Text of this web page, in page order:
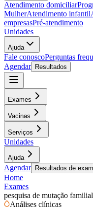
Atendimento domiciliar
MulherAtendimento infantil
empresasPré-atendimento
Unidades
Ajuda
Fale conoscoPerguntas
Agendar
Resultados
Exames
Vacinas
Serviços
Unidades
Ajuda
Agendar Resultados de
Home
Exames
pesquisa de mutação
Análises clínicas